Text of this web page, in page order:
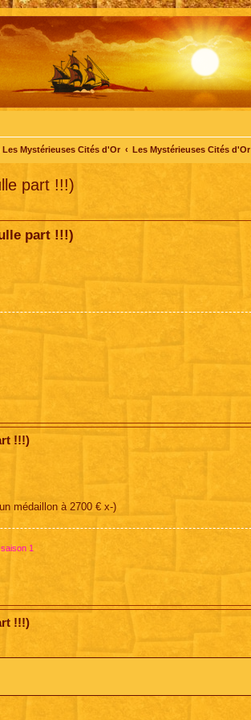
Les Mystérieuses Cités d'Or Les Mystérieuses Cités d'Or
part !!!)
part !!!)
!!!)
médaillon à 2700 € x-)
1
!!!)